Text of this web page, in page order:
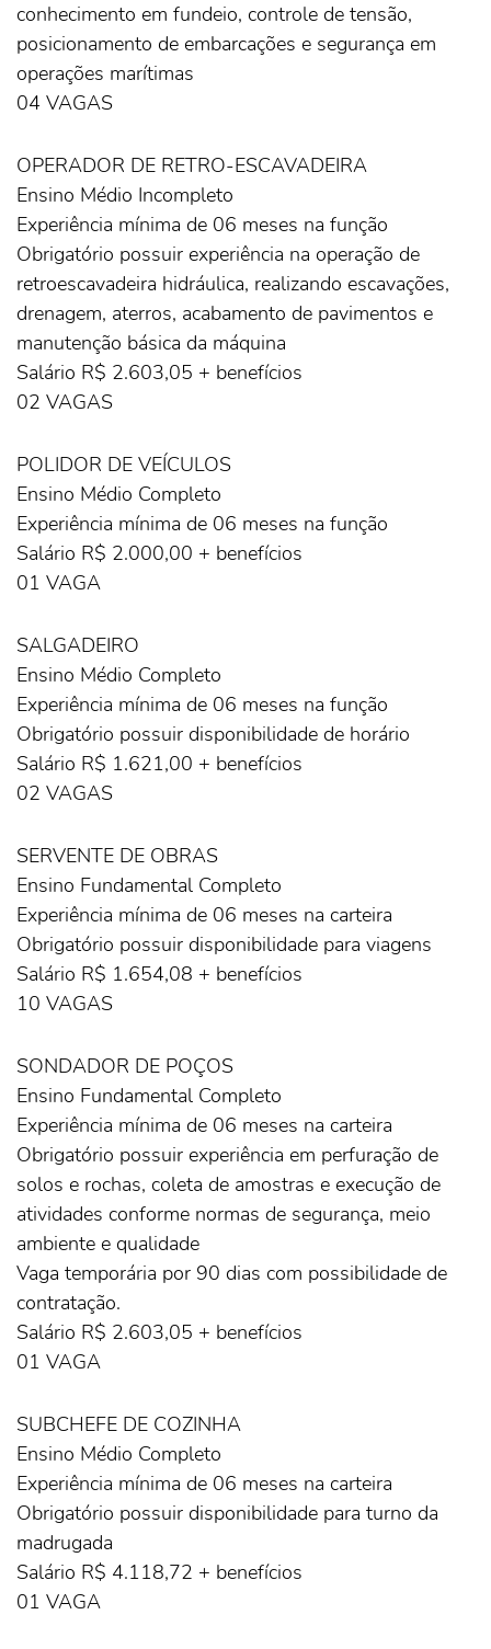
conhecimento em fundeio, controle de tensão,
posicionamento de embarcações e segurança em
operações marítimas
04 VAGAS
OPERADOR DE RETRO-ESCAVADEIRA
Ensino Médio Incompleto
Experiência mínima de 06 meses na função
Obrigatório possuir experiência na operação de
retroescavadeira hidráulica, realizando escavações,
drenagem, aterros, acabamento de pavimentos e
manutenção básica da máquina
Salário R$ 2.603,05 + benefícios
02 VAGAS
POLIDOR DE VEÍCULOS
Ensino Médio Completo
Experiência mínima de 06 meses na função
Salário R$ 2.000,00 + benefícios
01 VAGA
SALGADEIRO
Ensino Médio Completo
Experiência mínima de 06 meses na função
Obrigatório possuir disponibilidade de horário
Salário R$ 1.621,00 + benefícios
02 VAGAS
SERVENTE DE OBRAS
Ensino Fundamental Completo
Experiência mínima de 06 meses na carteira
Obrigatório possuir disponibilidade para viagens
Salário R$ 1.654,08 + benefícios
10 VAGAS
SONDADOR DE POÇOS
Ensino Fundamental Completo
Experiência mínima de 06 meses na carteira
Obrigatório possuir experiência em perfuração de
solos e rochas, coleta de amostras e execução de
atividades conforme normas de segurança, meio
ambiente e qualidade
Vaga temporária por 90 dias com possibilidade de
contratação.
Salário R$ 2.603,05 + benefícios
01 VAGA
SUBCHEFE DE COZINHA
Ensino Médio Completo
Experiência mínima de 06 meses na carteira
Obrigatório possuir disponibilidade para turno da
madrugada
Salário R$ 4.118,72 + benefícios
01 VAGA